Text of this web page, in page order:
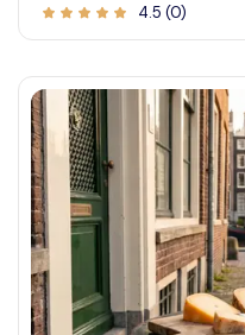
einzutauchen. Entdecken
genießen Sie
Sie diese lebendige
Naturliebhaber und
Tour landschaftliche
und macht jeden
berauschenden Duft
atemberaubende Fotos
Sie den Geschmack
Zitronenprodukte. Ob
eine bildende Reise
bietet ein wirklich
4.5 (0)